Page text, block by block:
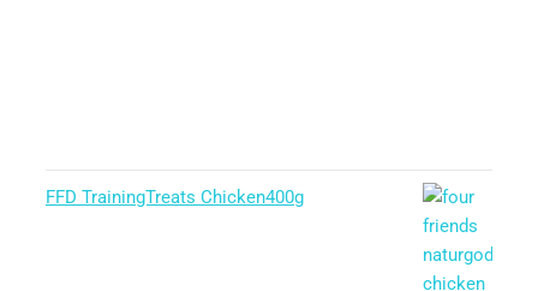
FFD TrainingTreats Chicken400g